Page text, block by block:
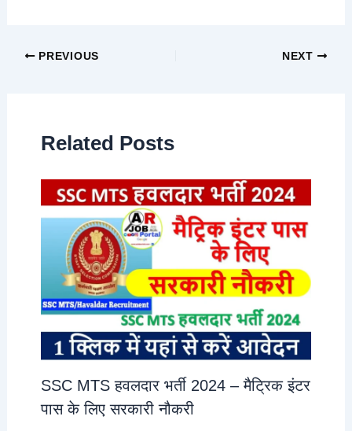
PREVIOUS NEXT
Related Posts
SSC MTS हवलदार भर्ती 2024 – मैट्रिक इंटर
पास के लिए सरकारी नौकरी